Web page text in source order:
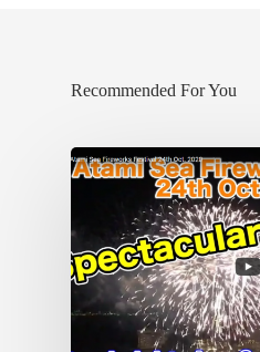
Recommended For You